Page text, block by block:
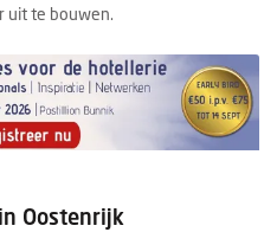
uit te bouwen.
Oostenrijk